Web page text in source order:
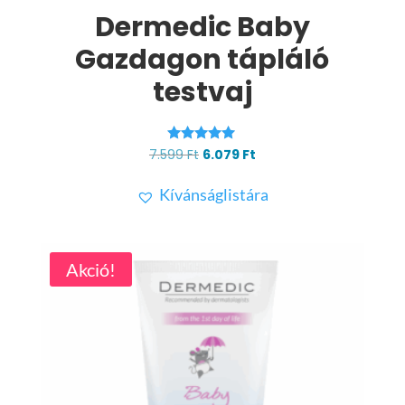
Dermedic Baby
Gazdagon tápláló
testvaj
Értékelés:
7.599Ft Original
was:
6.079 FtCurrent
is:
Kívánságlistára
Akció!